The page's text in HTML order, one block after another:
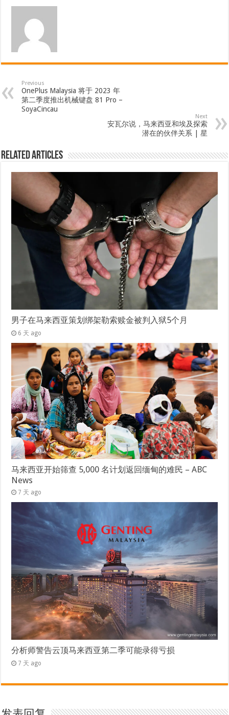
Previous
OnePlus Malaysia 将于 2023 年
第二季度推出机械键盘 81 Pro –
SoyaCincau
Next
安瓦尔说，马来西亚和埃及探索
潜在的伙伴关系 | 星
Related Articles
男子在马来西亚策划绑架勒索赎金被判入狱5个月
6 天 ago
马来西亚开始筛查 5,000 名计划返回缅甸的难民 – ABC
News
7 天 ago
分析师警告云顶马来西亚第二季可能录得亏损
7 天 ago